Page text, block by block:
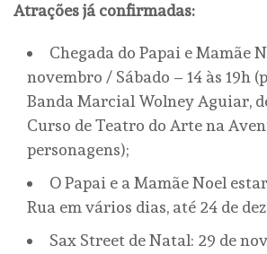
Atrações já confirmadas:
Chegada do Papai e Mamãe
novembro / Sábado – 14 às 19h
Banda Marcial Wolney Aguiar,
Curso de Teatro do Arte na
personagens);
O Papai e a Mamãe Noel
Rua em vários dias, até 24 de
Sax Street de Natal: 29 de